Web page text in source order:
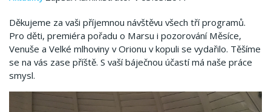
Děkujeme za vaši příjemnou návštěvu všech tří programů.
Pro děti, premiéra pořadu o Marsu i pozorování Měsíce,
Venuše a Velké mlhoviny v Orionu v kopuli se vydařilo. Těšíme
se na vás zase příště. S vaší báječnou účastí má naše práce
smysl.